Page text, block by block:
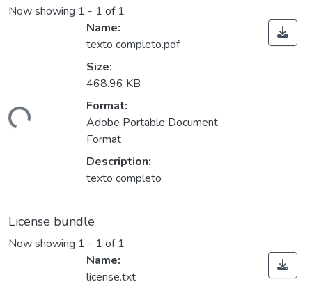
Now showing 1 - 1 of 1
Name:
texto completo.pdf
Size:
468.96 KB
Format:
Adobe Portable Document
Format
Description:
texto completo
License bundle
Now showing 1 - 1 of 1
Name:
license.txt